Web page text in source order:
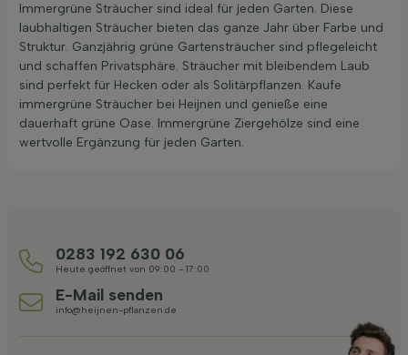
Immergrüne Sträucher sind ideal für jeden Garten. Diese
laubhaltigen Sträucher bieten das ganze Jahr über Farbe und
Struktur. Ganzjährig grüne Gartensträucher sind pflegeleicht
und schaffen Privatsphäre. Sträucher mit bleibendem Laub
sind perfekt für Hecken oder als Solitärpflanzen. Kaufe
immergrüne Sträucher bei Heijnen und genieße eine
dauerhaft grüne Oase. Immergrüne Ziergehölze sind eine
wertvolle Ergänzung für jeden Garten.
0283 192 630 06
Heute geöffnet von 09:00 - 17:00
E-Mail senden
info@heijnen-pflanzen.de